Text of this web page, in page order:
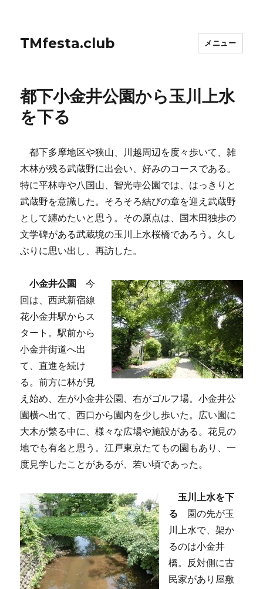
TMfesta.club メニュー
都下小金井公園から玉川上水
を下る
都下多摩地区や狭山、川越周辺を度々歩いて、雑
木林が残る武蔵野に出会い、好みのコースである。
特に平林寺や八国山、智光寺公園では、はっきりと
武蔵野を意識した。そろそろ結びの章を迎え武蔵野
として纏めたいと思う。その原点は、国木田独歩の
文学碑がある武蔵境の玉川上水桜橋であろう。久し
ぶりに思い出し、再訪した。
小金井公園
今
回は、西武新宿線
花小金井駅からス
タート。駅前から
小金井街道へ出
て、直進を続け
る。前方に林が見
え始め、左が小金井公園、右がゴルフ場。小金井公
園横へ出て、西口から園内を少し歩いた。広い園に
大木が繁る中に、様々な広場や施設がある。花見の
地でも有名と思う。江戸東京たてもの園もあり、一
度見学したことがあるが、若い頃であった。
玉川上水を下
る 園の先が玉
川上水で、架か
るのは小金井
橋。反対側に古
民家があり屋敷